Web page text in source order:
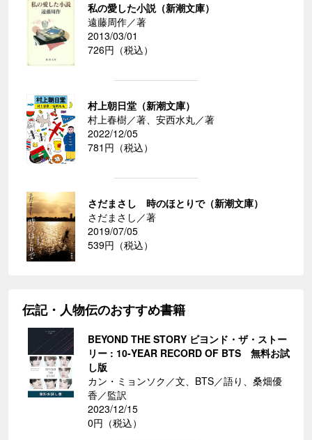
私の愛した小説（新潮文庫）
遠藤周作／著
2013/03/01
726円（税込）
村上朝日堂（新潮文庫）
村上春樹／著、安西水丸／著
2022/12/05
781円（税込）
さだまさし 時のほとりで（新潮文庫）
さだまさし／著
2019/07/05
539円（税込）
伝記・人物伝のおすすめ書籍
BEYOND THE STORY ビヨンド・ザ・ストー
リー : 10-YEAR RECORD OF BTS 無料お試
し版
カン・ミョンソク／文、BTS／語り、桑畑優
香／監訳
2023/12/15
0円（税込）